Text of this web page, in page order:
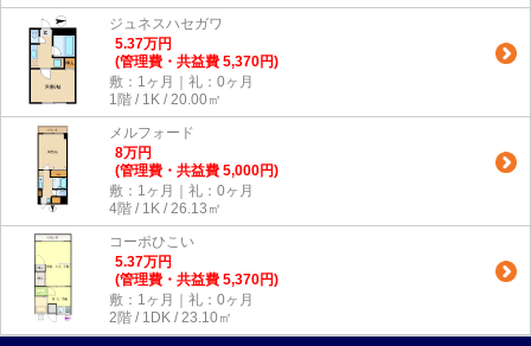
ジュネスハセガワ
5.37万円
(管理費・共益費 5,370円)
敷：1ヶ月｜礼：0ヶ月
1階 / 1K / 20.00㎡
メルフォード
8万円
(管理費・共益費 5,000円)
敷：1ヶ月｜礼：0ヶ月
4階 / 1K / 26.13㎡
コーポひこい
5.37万円
(管理費・共益費 5,370円)
敷：1ヶ月｜礼：0ヶ月
2階 / 1DK / 23.10㎡